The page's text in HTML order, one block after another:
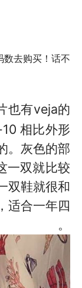
数去购买！话不
也有veja的
相比外形
。灰色的部
一双就比较
双鞋就很和
适合一年四